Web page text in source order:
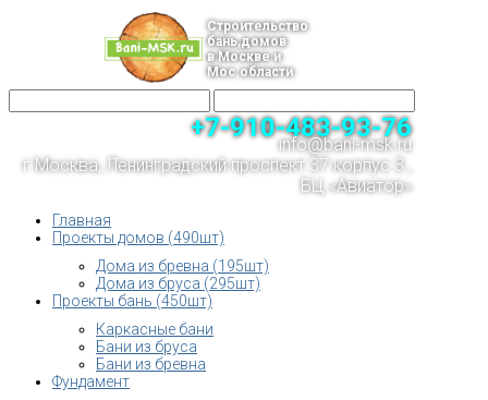
Строительство
бань,домов
в Москве и
Мос.области
+7-910-483-93-76
info@bani-msk.ru
г.Москва, Ленинградский проспект 37 корпус 3 ,
БЦ «Авиатор»
Главная
Проекты домов (490шт)
Дома из бревна (195шт)
Дома из бруса (295шт)
Проекты бань (450шт)
Каркасные бани
Бани из бруса
Бани из бревна
Фундамент